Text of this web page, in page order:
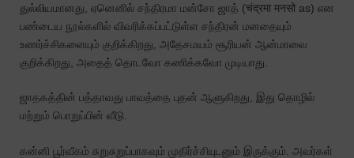
துல்லியமானது, ஏனெனில் சந்திரமா மன்சோ ஜாத் (चंद्रमा मनसो as) என
பண்டைய நூல்களில் விவரிக்கப்பட்டுள்ள சந்திரன் மனதையும்
உணர்ச்சிகளையும் குறிக்கிறது, அதேசமயம் சூரியன் ஆன்மாவை
குறிக்கிறது, அதைத் தொடவோ கணிக்கவோ முடியாது.
ஜாதகத்தின் பத்தாவது பாவத்தை புதன் ஆளுகிறது, இது தொழில்
மற்றும் பொறுப்பின் வீடு.
கன்னி பூர்வீகம் சுறுசுறுப்பாகவும் முதிர்ச்சியுடனும் இருக்கும். அவர்கள்